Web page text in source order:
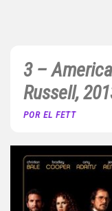
3 –
Russell,
POR EL FETT